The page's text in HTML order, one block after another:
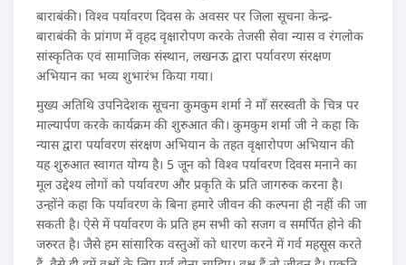
बाराबंकी। विश्व पर्यावरण दिवस के अवसर पर जिला सूचना केन्द्र-
बाराबंकी के प्रांगण में वृहद वृक्षारोपण करके तेजसी सेवा न्यास व रंगलोक
सांस्कृतिक एवं सामाजिक संस्थान, लखनऊ द्वारा पर्यावरण संरक्षण
अभियान का भव्य शुभारंभ किया गया।
मुख्य अतिथि उपनिदेशक सूचना कुमकुम शर्मा ने माँ सरस्वती के चित्र पर
माल्यार्पण करके कार्यक्रम की शुरुआत की। कुमकुम शर्मा जी ने कहा कि
न्यास द्वारा पर्यावरण संरक्षण अभियान के तहत वृक्षारोपण अभियान की
यह शुरुआत स्वागत योग्य है। 5 जून को विश्व पर्यावरण दिवस मनाने का
मूल उद्देश्य लोगों को पर्यावरण और प्रकृति के प्रति जागरुक करना है।
उन्होंने कहा कि पर्यावरण के बिना हमारे जीवन की कल्पना ही नहीं की जा
सकती है। ऐसे में पर्यावरण के प्रति हम सभी को सजग व समर्पित होने की
जरुरत है। जैसे हम सांसारिक वस्तुओं को धारण करने में गर्व महसूस करते